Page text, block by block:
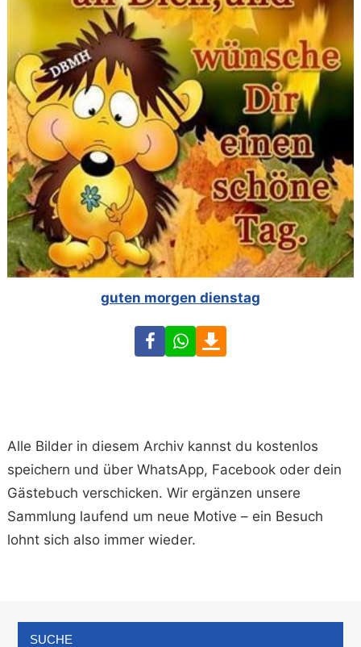
guten morgen dienstag
FacebookWhatsApp
Alle Bilder in diesem Archiv kannst du kostenlos
speichern und über WhatsApp, Facebook oder dein
Gästebuch verschicken. Wir ergänzen unsere
Sammlung laufend um neue Motive – ein Besuch
lohnt sich also immer wieder.
SUCHE